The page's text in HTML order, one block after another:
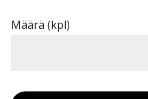
Määrä (kpl)